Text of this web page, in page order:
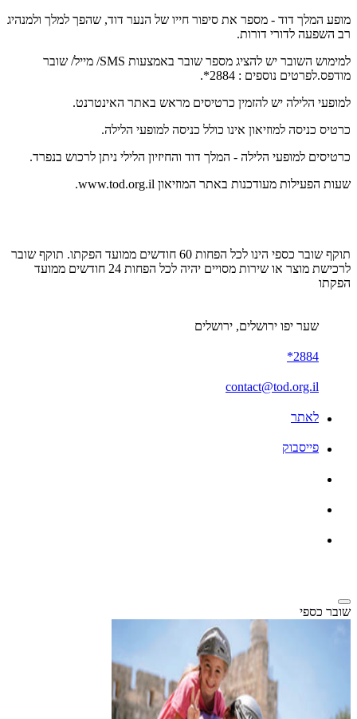
מופע המלך דוד - מספר את סיפור חייו של הנער דוד, שהפך למלך ולמנהיג
רב השפעה לדורי דורות.
למימוש השובר יש להציג מספר שובר באמצעות SMS/ מייל/ שובר
מודפס.לפרטים נוספים : 2884*.
למופעי הלילה יש להזמין כרטיסים מראש באתר האינטרנט.
כרטיס כניסה למוזיאון אינו כולל כניסה למופעי הלילה.
כרטיסים למופעי הלילה - המלך דוד והחיזיון הלילי ניתן לרכוש בנפרד.
שעות הפעילות מעודכנות באתר המוזיאון www.tod.org.il.
תוקף שובר כספי הינו לכל הפחות 60 חודשים ממועד הפקתו. תוקף שובר
לרכישת מוצר או שירות מסויים יהיה לכל הפחות 24 חודשים ממועד
הפקתו
שער יפו ירושלים, ירושלים
2884*
contact@tod.org.il
לאתר
פייסבוק
שובר כספי